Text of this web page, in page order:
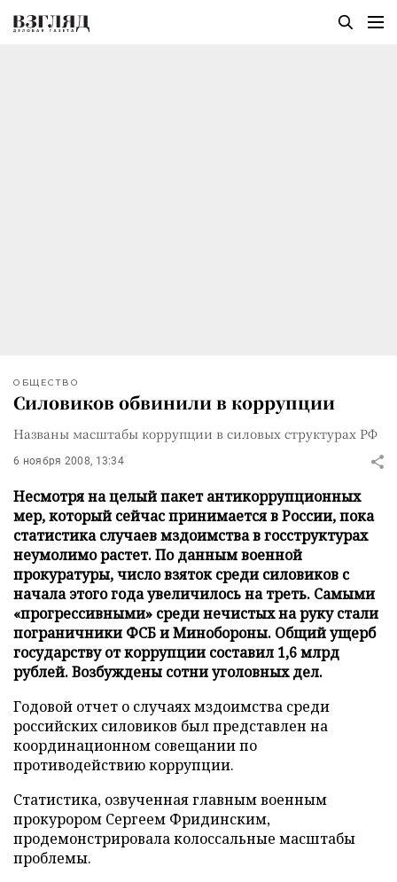
ОБЩЕСТВО
Силовиков обвинили в коррупции
Названы масштабы коррупции в силовых структурах РФ
6 ноября 2008, 13:34
Несмотря на целый пакет антикоррупционных
мер, который сейчас принимается в России, пока
статистика случаев мздоимства в госструктурах
неумолимо растет. По данным военной
прокуратуры, число взяток среди силовиков с
начала этого года увеличилось на треть. Самыми
«прогрессивными» среди нечистых на руку стали
пограничники ФСБ и Минобороны. Общий ущерб
государству от коррупции составил 1,6 млрд
рублей. Возбуждены сотни уголовных дел.
Годовой отчет о случаях мздоимства среди
российских силовиков был представлен на
координационном совещании по
противодействию коррупции.
Статистика, озвученная главным военным
прокурором Сергеем Фридинским,
продемонстрировала колоссальные масштабы
проблемы.